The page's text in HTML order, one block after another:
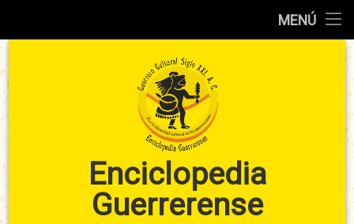
MENÚ
Enciclopedia
Guerrerense